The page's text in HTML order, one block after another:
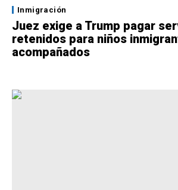
Inmigración
Juez exige a Trump pagar
retenidos para niños
acompañados